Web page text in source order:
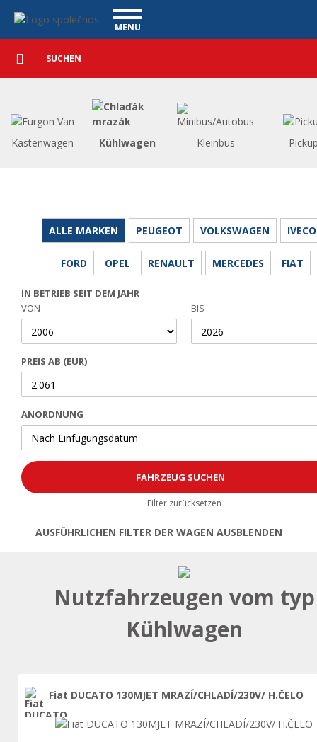
Nutzfahrzeuge - VanscentreNavigace
MENU
NUTZFAHRZEUGE
PERSONENKRAFTWAGEN
WAGENAUSKAUF
WAS BIETEN WIR AN
FINANZIERUNG
REFERENZ
Detaillierte
Suche Suchen
Kastenwagen Kühlwagen Kleinbus
ALLE MARKEN PEUGEOT VOLKSWAGEN IVECO
FORD OPEL RENAULT MERCEDES FIAT
IN BETRIEB SEIT DEM JAHR
VON
BIS
PREIS AB (EUR)
ANORDNUNG
Filter zurücksetzen
AUSFÜHRLICHEN FILTER DER WAGEN AUSBLENDEN
Öffnen | Filter schließen
Nutzfahrzeugen vom typ
Kühlwagen
Fiat DUCATO 130MJET MRAZÍ/CHLADÍ/230V/ H.ČELO